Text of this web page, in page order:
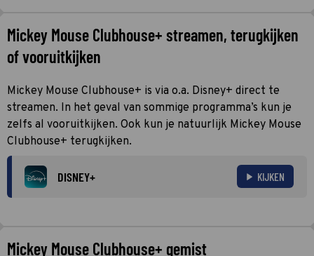
Mickey Mouse Clubhouse+ streamen, terugkijken
of vooruitkijken
Mickey Mouse Clubhouse+ is via o.a. Disney+ direct te
streamen. In het geval van sommige programma’s kun je
zelfs al vooruitkijken. Ook kun je natuurlijk Mickey Mouse
Clubhouse+ terugkijken.
DISNEY+ KIJKEN
Mickey Mouse Clubhouse+ gemist